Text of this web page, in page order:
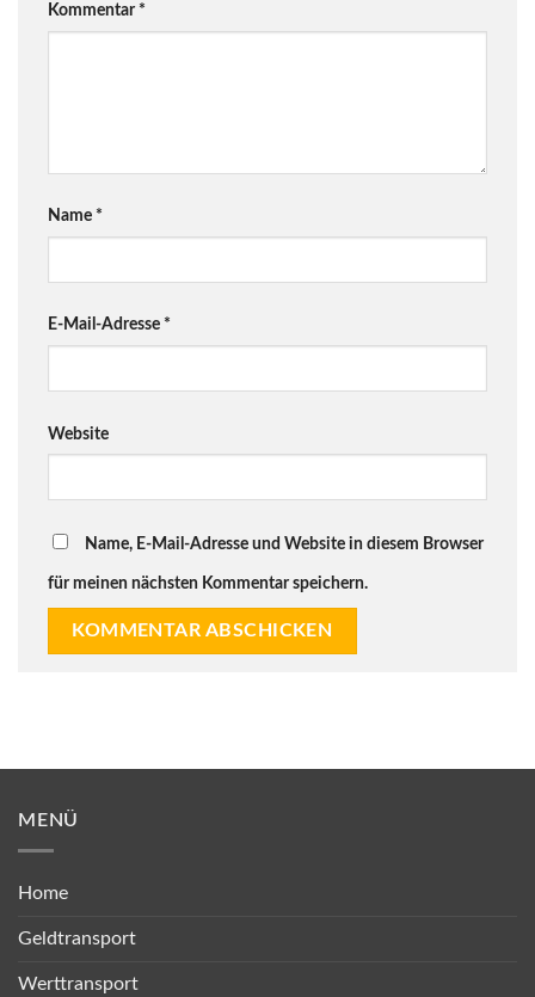
Kommentar *
Name *
E-Mail-Adresse *
Website
Name, E-Mail-Adresse und Website in diesem Browser
für meinen nächsten Kommentar speichern.
MENÜ
Home
Geldtransport
Werttransport